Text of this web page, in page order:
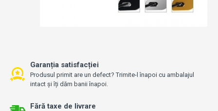
Fără taxe de livrare
Garanția satisfacției
Produsul primit are un defect? Trimite-l înapoi cu ambalajul
intact și îți dăm banii înapoi.